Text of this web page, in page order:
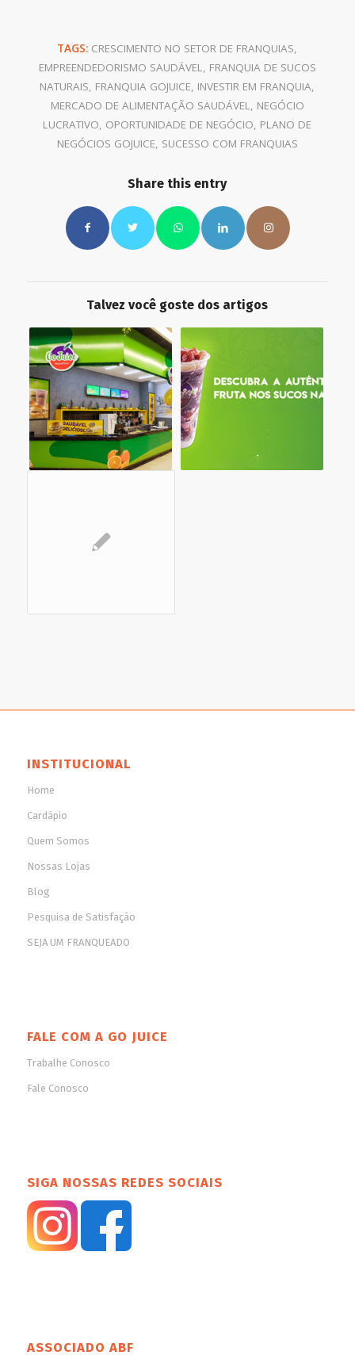
TAGS: CRESCIMENTO NO SETOR DE FRANQUIAS,
EMPREENDEDORISMO SAUDÁVEL, FRANQUIA DE SUCOS
NATURAIS, FRANQUIA GOJUICE, INVESTIR EM FRANQUIA,
MERCADO DE ALIMENTAÇÃO SAUDÁVEL, NEGÓCIO
LUCRATIVO, OPORTUNIDADE DE NEGÓCIO, PLANO DE
NEGÓCIOS GOJUICE, SUCESSO COM FRANQUIAS
Share this entry
Talvez você goste dos artigos
INSTITUCIONAL
Home
Cardápio
Quem Somos
Nossas Lojas
Blog
Pesquisa de Satisfação
SEJA UM FRANQUEADO
FALE COM A GO JUICE
Trabalhe Conosco
Fale Conosco
SIGA NOSSAS REDES SOCIAIS
ASSOCIADO ABF